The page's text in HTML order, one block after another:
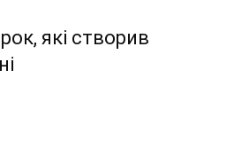
які створив